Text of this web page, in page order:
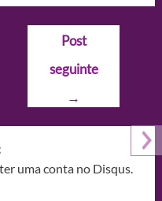
Post
seguinte
→
uma conta no Disqus.